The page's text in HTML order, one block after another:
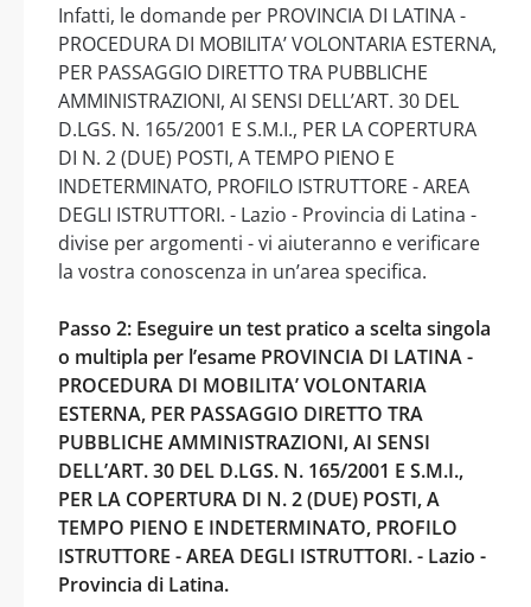
Infatti, le domande per PROVINCIA DI LATINA -
PROCEDURA DI MOBILITA’ VOLONTARIA ESTERNA,
PER PASSAGGIO DIRETTO TRA PUBBLICHE
AMMINISTRAZIONI, AI SENSI DELL’ART. 30 DEL
D.LGS. N. 165/2001 E S.M.I., PER LA COPERTURA
DI N. 2 (DUE) POSTI, A TEMPO PIENO E
INDETERMINATO, PROFILO ISTRUTTORE - AREA
DEGLI ISTRUTTORI. - Lazio - Provincia di Latina -
divise per argomenti - vi aiuteranno e verificare
la vostra conoscenza in un’area specifica.
Passo 2: Eseguire un test pratico a scelta singola
o multipla per l’esame PROVINCIA DI LATINA -
PROCEDURA DI MOBILITA’ VOLONTARIA
ESTERNA, PER PASSAGGIO DIRETTO TRA
PUBBLICHE AMMINISTRAZIONI, AI SENSI
DELL’ART. 30 DEL D.LGS. N. 165/2001 E S.M.I.,
PER LA COPERTURA DI N. 2 (DUE) POSTI, A
TEMPO PIENO E INDETERMINATO, PROFILO
ISTRUTTORE - AREA DEGLI ISTRUTTORI. - Lazio -
Provincia di Latina.